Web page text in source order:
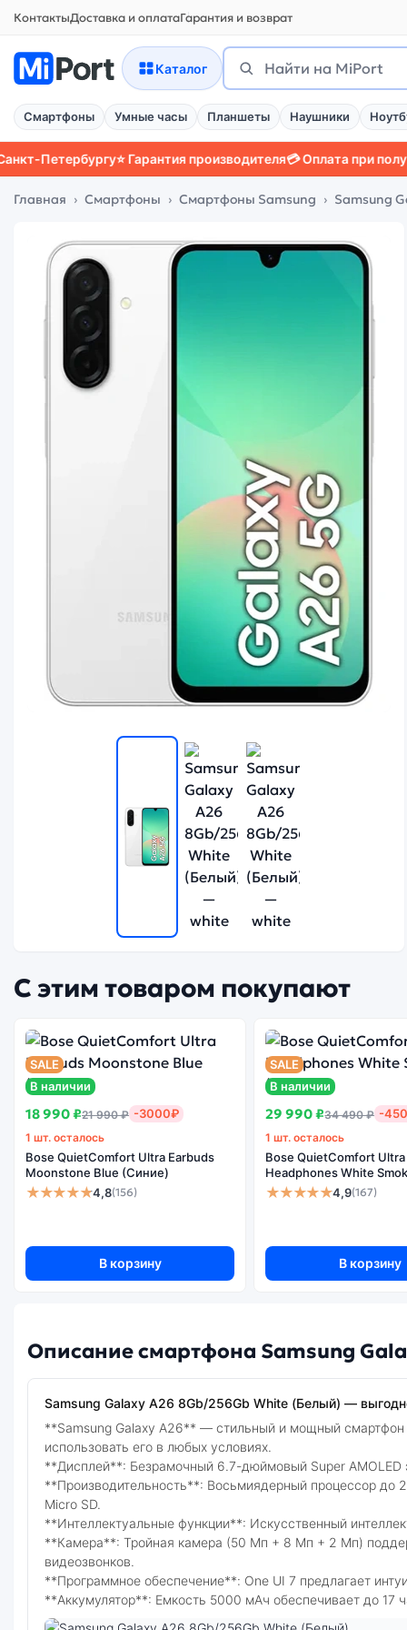
КонтактыДоставка и оплатаГарантия и возврат
Каталог
Поиск
Найти
Смартфоны Умные часы Планшеты Наушники
⭐ Гарантия производителя💳 Оплата при получении📱
Главная Смартфоны Смартфоны Samsung Samsung
С этим товаром покупают
SALE
В наличии
18 990 ₽21 990 ₽ -3000₽
1 шт. осталось
Bose QuietComfort Ultra Earbuds
Moonstone Blue (Синие)
★★★★★4,8(156)
В корзину
SALE
В наличии
29 990 ₽34 490 ₽ -
1 шт. осталось
Bose QuietComfort Ultra
Headphones White
★★★★★4,9(167)
В корзину
Описание смартфона Samsung
Samsung Galaxy A26 8Gb/256Gb White (Белый) —
**Samsung Galaxy A26** — стильный и мощный смартфон
использовать его в любых условиях.
**Дисплей**: Безрамочный 6.7-дюймовый Super AMOLED
**Производительность**: Восьмиядерный процессор до
Micro SD.
**Интеллектуальные функции**: Искусственный
**Камера**: Тройная камера (50 Мп + 8 Мп + 2 Мп)
видеозвонков.
**Программное обеспечение**: One UI 7 предлагает
**Аккумулятор**: Емкость 5000 мАч обеспечивает до 17